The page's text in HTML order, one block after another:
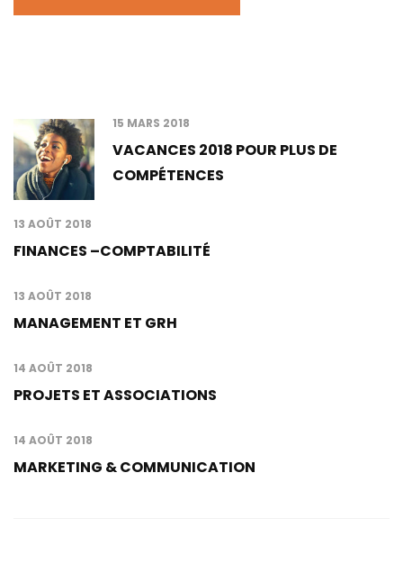
15 MARS 2018
VACANCES 2018 POUR PLUS DE
COMPÉTENCES
13 AOÛT 2018
FINANCES –COMPTABILITÉ
13 AOÛT 2018
MANAGEMENT ET GRH
14 AOÛT 2018
PROJETS ET ASSOCIATIONS
14 AOÛT 2018
MARKETING & COMMUNICATION